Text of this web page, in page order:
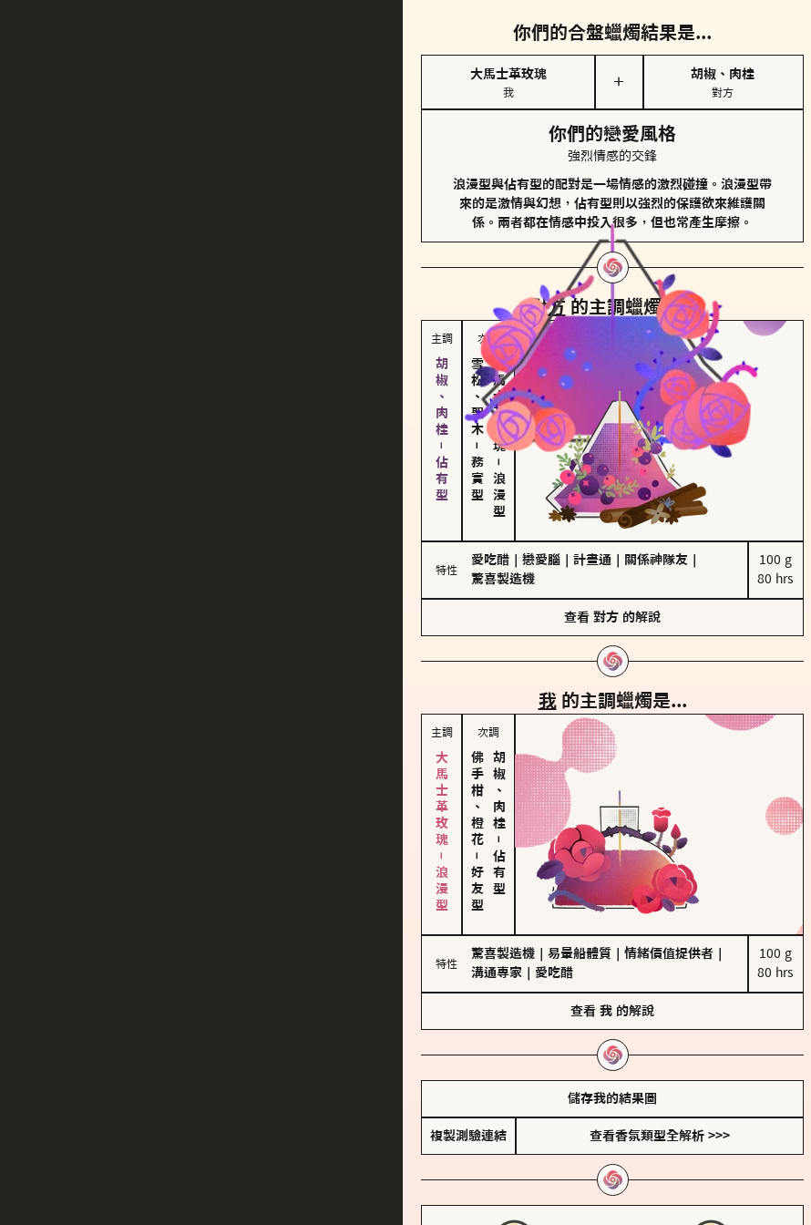
你們的合盤蠟燭結果是...
大馬士革玫瑰
我
＋
胡椒、肉桂
對方
你們的戀愛風格
強烈情感的交鋒
浪漫型與佔有型的配對是一場情感的激烈碰撞。浪漫型帶
來的是激情與幻想，佔有型則以強烈的保護欲來維護關
係。兩者都在情感中投入很多，但也常產生摩擦。
對方 的主調蠟燭是...
主調
胡椒、肉桂－佔有型
次調
雪松、聖木
－
務實型
大馬士革玫瑰
－
浪漫型
特性
愛吃醋 戀愛腦 計畫通 關係神隊友
驚喜製造機
100 g
80 hrs
查看 對方 的解說
我 的主調蠟燭是...
主調
大馬士革玫瑰－浪漫型
次調
佛手柑、橙花
－
好友型
胡椒、肉桂
－
佔有型
特性
驚喜製造機 易暈船體質 情緒價值提供者
溝通專家
愛吃醋
100 g
80 hrs
查看 我 的解說
儲存我的結果圖
複製測驗連結 查看香氛類型全解析 >>>